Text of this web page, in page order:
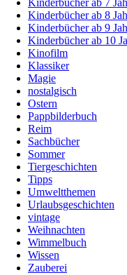
Kinderbücher ab 7
Kinderbücher ab 8
Kinderbücher ab 9
Kinderbücher ab 10
Kinofilm
Klassiker
Magie
nostalgisch
Ostern
Pappbilderbuch
Reim
Sachbücher
Sommer
Tiergeschichten
Tipps
Umweltthemen
Urlaubsgeschichten
vintage
Weihnachten
Wimmelbuch
Wissen
Zauberei